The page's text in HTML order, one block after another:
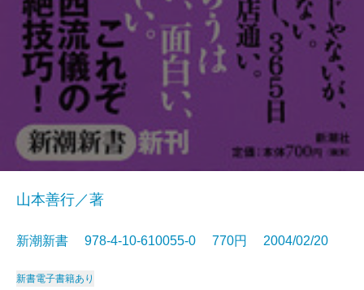
山本善行／著
新潮新書 978-4-10-610055-0 770円 2004/02/20
新書電子書籍あり